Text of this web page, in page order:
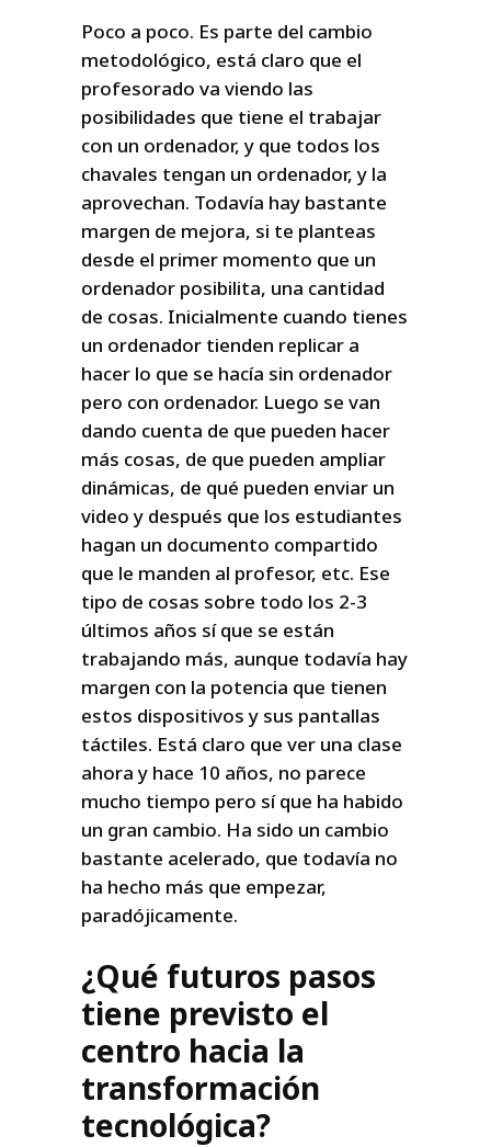
Poco a poco. Es parte del cambio
metodológico, está claro que el
profesorado va viendo las
posibilidades que tiene el trabajar
con un ordenador, y que todos los
chavales tengan un ordenador, y la
aprovechan. Todavía hay bastante
margen de mejora, si te planteas
desde el primer momento que un
ordenador posibilita, una cantidad
de cosas. Inicialmente cuando tienes
un ordenador tienden replicar a
hacer lo que se hacía sin ordenador
pero con ordenador. Luego se van
dando cuenta de que pueden hacer
más cosas, de que pueden ampliar
dinámicas, de qué pueden enviar un
video y después que los estudiantes
hagan un documento compartido
que le manden al profesor, etc. Ese
tipo de cosas sobre todo los 2-3
últimos años sí que se están
trabajando más, aunque todavía hay
margen con la potencia que tienen
estos dispositivos y sus pantallas
táctiles. Está claro que ver una clase
ahora y hace 10 años, no parece
mucho tiempo pero sí que ha habido
un gran cambio. Ha sido un cambio
bastante acelerado, que todavía no
ha hecho más que empezar,
paradójicamente.
¿Qué futuros pasos
tiene previsto el
centro hacia la
transformación
tecnológica?